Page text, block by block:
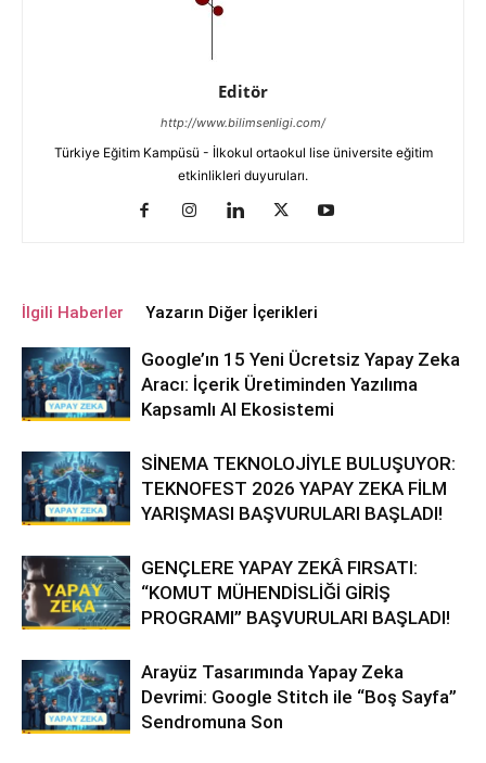
Editör
http://www.bilimsenligi.com/
Türkiye Eğitim Kampüsü - İlkokul ortaokul lise üniversite eğitim
etkinlikleri duyuruları.
İlgili Haberler Yazarın Diğer İçerikleri
Google’ın 15 Yeni Ücretsiz Yapay Zeka
Aracı: İçerik Üretiminden Yazılıma
Kapsamlı AI Ekosistemi
SİNEMA TEKNOLOJİYLE BULUŞUYOR:
TEKNOFEST 2026 YAPAY ZEKA FİLM
YARIŞMASI BAŞVURULARI BAŞLADI!
GENÇLERE YAPAY ZEKÂ FIRSATI:
“KOMUT MÜHENDİSLİĞİ GİRİŞ
PROGRAMI” BAŞVURULARI BAŞLADI!
Arayüz Tasarımında Yapay Zeka
Devrimi: Google Stitch ile “Boş Sayfa”
Sendromuna Son